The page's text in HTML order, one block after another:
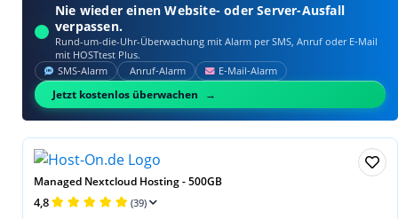
Nie wieder einen Website- oder Server-Ausfall
verpassen.
Rund-um-die-Uhr-Überwachung mit Alarm per SMS, Anruf oder E‑Mail
mit HOSTtest Plus.
SMS‑Alarm Anruf‑Alarm E‑Mail‑Alarm
Jetzt kostenlos überwachen
Managed Nextcloud Hosting - 500GB
4,8 (39)